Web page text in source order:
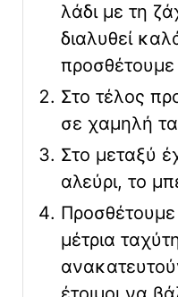
λάδι με τη
διαλυθεί
Στο τέλος
σε χαμηλή
Στο μεταξύ
αλεύρι, το
Προσθέτουμε
μέτρια